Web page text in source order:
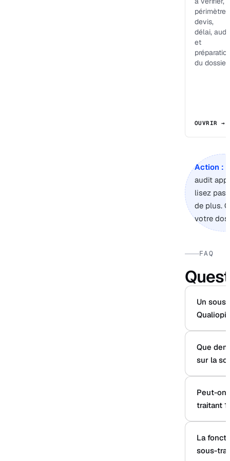
périmètre,
devis,
délai, audit
et
du dossier.
OUVRIR →
Action :
audit
lisez pas
de plus.
votre
FAQ
Un
Qualiopi
Que
sur la
Peut-on
traitant
La
sous-